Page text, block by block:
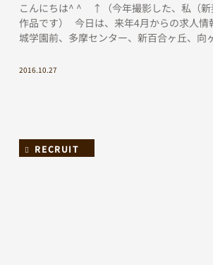
こんにちは^ ^ ↑（今年撮影した、私（新
作品です） 今日は、来年4月からの求人情
2016.10.27
RECRUIT